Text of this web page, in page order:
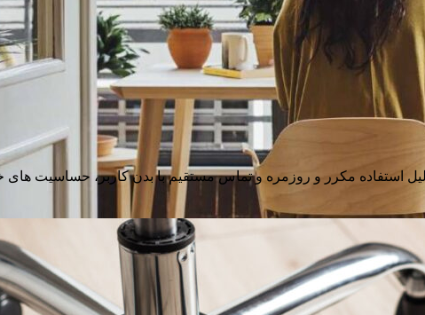
استفاده مکرر و روزمره و تماس مستقیم با بدن کاربر، حساسیت